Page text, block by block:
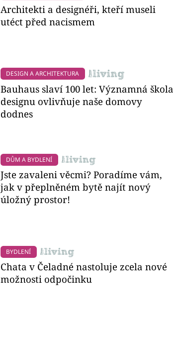
Architekti a designéři, kteří museli
utéct před nacismem
DESIGN A ARCHITEKTURA
Bauhaus slaví 100 let: Významná škola
designu ovlivňuje naše domovy
dodnes
DŮM A BYDLENÍ
Jste zavaleni věcmi? Poradíme vám,
jak v přeplněném bytě najít nový
úložný prostor!
BYDLENÍ
Chata v Čeladné nastoluje zcela nové
možnosti odpočinku